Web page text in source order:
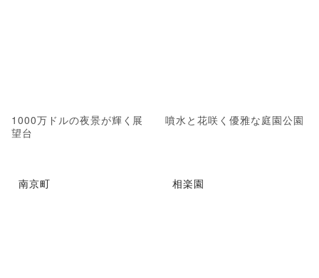
1000万ドルの夜景が輝く展
望台
噴水と花咲く優雅な庭園公園
南京町 相楽園